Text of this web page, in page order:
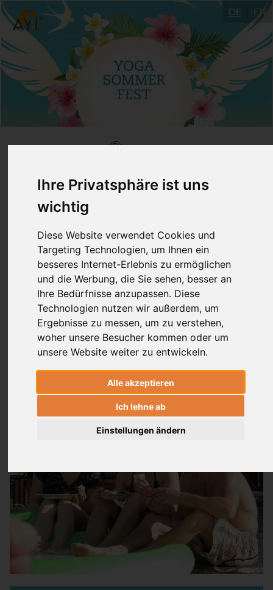
Ihre Privatsphäre ist uns
wichtig
Diese Website verwendet Cookies und
Targeting Technologien, um Ihnen ein
besseres Internet-Erlebnis zu ermöglichen
und die Werbung, die Sie sehen, besser an
Ihre Bedürfnisse anzupassen. Diese
Technologien nutzen wir außerdem, um
Ergebnisse zu messen, um zu verstehen,
woher unsere Besucher kommen oder um
unsere Website weiter zu entwickeln.
Alle akzeptieren
Ich lehne ab
Einstellungen ändern
DE EN
Das AYI®Sommerfest
2017 über den Dächern
8.7.2017
Ulm
Dr. Ronald Steiner & weitere
6 UE
Das AYI®Sommerfest - Genieße den
Sommer über den Dächern Ulms